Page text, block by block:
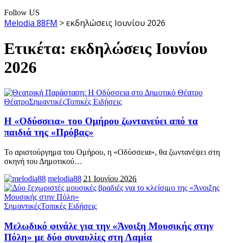
Follow US
Melodia 88FM >εκδηλώσεις Ιουνίου 2026
Ετικέτα: εκδηλώσεις Ιουνίου
2026
ΘέατροΣημαντικέςΤοπικές Ειδήσεις
Η «Οδύσσεια» του Ομήρου ζωντανεύει από τα
παιδιά της «Πρόβας»
Το αριστούργημα του Ομήρου, η «Οδύσσεια», θα ζωντανέψει στη
σκηνή του Δημοτικού…
melodia88 21 Ιουνίου 2026
ΣημαντικέςΤοπικές Ειδήσεις
Μελωδικό φινάλε για την «Άνοιξη Μουσικής στην
Πόλη» με δύο συναυλίες στη Λαμία